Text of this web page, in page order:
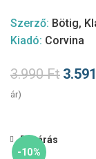
Szerző: Bötig,
Kiadó: Corvina
3.990Ft 3.591
ár)
-10%
Bezárás